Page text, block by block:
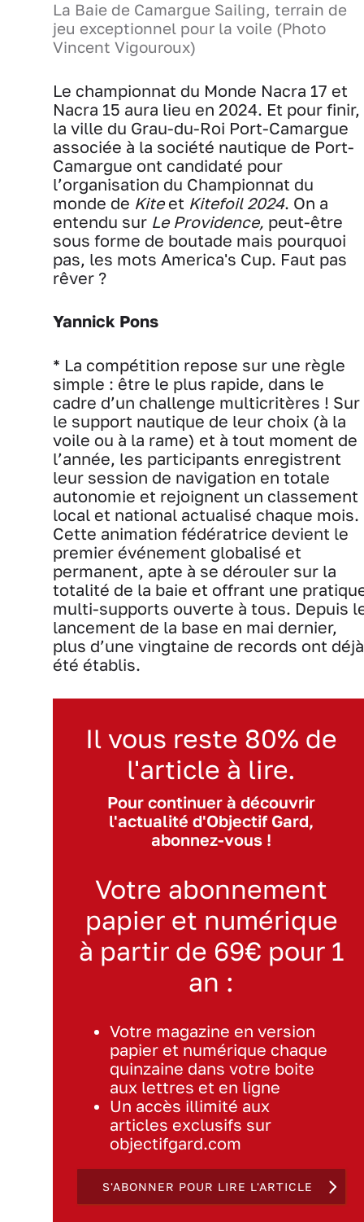
La Baie de Camargue Sailing, terrain de
jeu exceptionnel pour la voile (Photo
Vincent Vigouroux)
Le championnat du Monde Nacra 17 et
Nacra 15 aura lieu en 2024. Et pour finir,
la ville du Grau-du-Roi Port-Camargue
associée à la société nautique de Port-
Camargue ont candidaté pour
l’organisation du Championnat du
monde de Kiteet Kitefoil 2024. On a
entendu sur Le Providence, peut-être
sous forme de boutade mais pourquoi
pas, les mots America's Cup. Faut pas
rêver ?
Yannick Pons
* La compétition repose sur une règle
simple : être le plus rapide, dans le
cadre d’un challenge multicritères ! Sur
le support nautique de leur choix (à la
voile ou à la rame) et à tout moment de
l’année, les participants enregistrent
leur session de navigation en totale
autonomie et rejoignent un classement
local et national actualisé chaque mois.
Cette animation fédératrice devient le
premier événement globalisé et
permanent, apte à se dérouler sur la
totalité de la baie et offrant une
multi-supports ouverte à tous. Depuis
lancement de la base en mai dernier,
plus d’une vingtaine de records ont déjà
été établis.
Il vous reste 80% de
l'article à lire.
Pour continuer à découvrir
l'actualité d'Objectif Gard,
abonnez-vous !
Votre abonnement
papier et numérique
à partir de 69€ pour 1
an :
Votre magazine en version
papier et numérique chaque
quinzaine dans votre boite
aux lettres et en ligne
Un accès illimité aux
articles exclusifs sur
objectifgard.com
S'ABONNER POUR LIRE L'ARTICLE